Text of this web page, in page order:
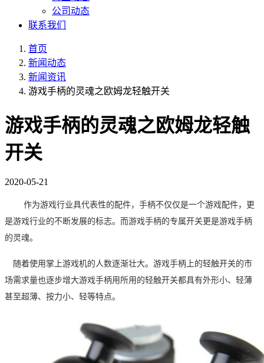
公司动态
联系我们
首页
新闻动态
新闻资讯
游戏手柄的灵魂之欧姆龙轻触开关
游戏手柄的灵魂之欧姆龙轻触
开关
2020-05-21
作为游戏行业具代表性的配件，手柄不仅仅是一个游戏配件，更
是游戏行业的不断发展的标志。 而游戏手柄的专属开关更是游戏手柄
的灵魂。
随着使用掌上游戏机的人数逐渐壮大。游戏手柄上的轻触开关的市
场需求量也逐步增大游戏手柄用所用的轻触开关都具有外形小、轻薄
甚至超薄、按力小、轻等特点。